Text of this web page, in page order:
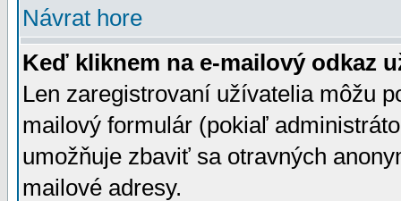
Návrat hore
Keď kliknem na e-mailový odkaz
Len zaregistrovaní užívatelia môžu
mailový formulár (pokiaľ
umožňuje zbaviť sa otravných
mailové adresy.